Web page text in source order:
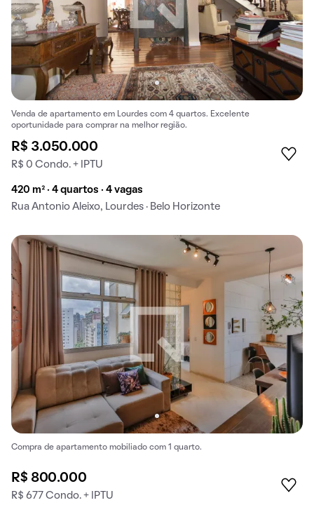
Venda de apartamento em Lourdes com 4 quartos. Excelente
oportunidade para comprar na melhor região.
R$ 3.050.000
R$ 0 Condo. + IPTU
420 m² · 4 quartos · 4 vagas
Rua Antonio Aleixo, Lourdes · Belo Horizonte
Compra de apartamento mobiliado com 1 quarto.
R$ 800.000
R$ 677 Condo. + IPTU